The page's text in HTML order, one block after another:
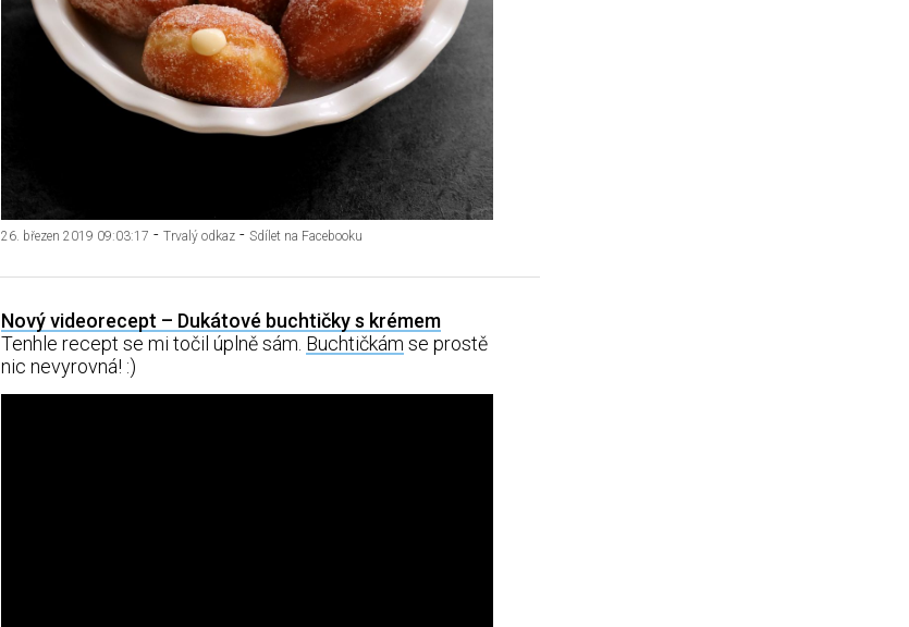
26. březen 2019 09:03:17 - Trvalý odkaz- Sdílet na Facebooku
Nový videorecept – Dukátové buchtičky s krémem
Tenhle recept se mi točil úplně sám. Buchtičkám se prostě
nic nevyrovná! :)